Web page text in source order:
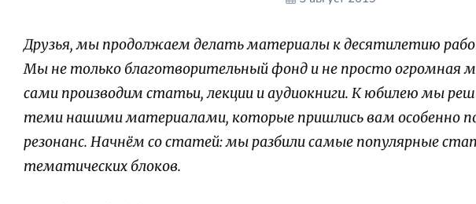
Друзья, мы продолжаем делать материалы к десятилетию
Мы не только благотворительный фонд и не просто огромная
сами производим статьи, лекции и аудиокниги. К юбилею мы
теми нашими материалами, которые пришлись вам особенно
резонанс. Начнём со статей: мы разбили самые популярные
тематических блоков.